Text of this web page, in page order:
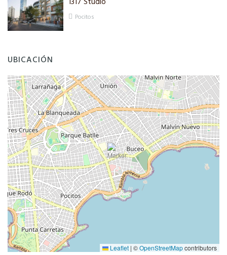
Pocitos
UBICACIÓN
Leaflet | ©OpenStreetMapcontributors